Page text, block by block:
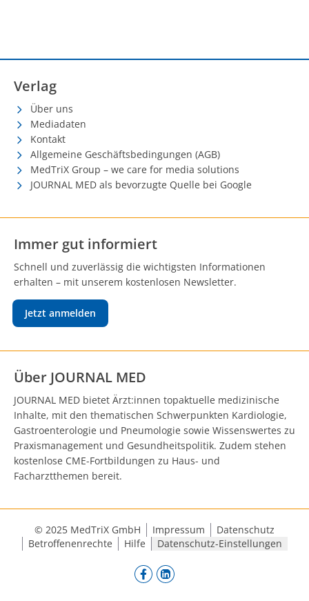
Verlag
Über uns
Mediadaten
Kontakt
Allgemeine Geschäftsbedingungen (AGB)
MedTriX Group – we care for media solutions
JOURNAL MED als bevorzugte Quelle bei Google
Immer gut informiert
Schnell und zuverlässig die wichtigsten Informationen
erhalten – mit unserem kostenlosen Newsletter.
Jetzt anmelden
Über JOURNAL MED
JOURNAL MED bietet Ärzt:innen topaktuelle medizinische
Inhalte, mit den thematischen Schwerpunkten Kardiologie,
Gastroenterologie und Pneumologie sowie Wissenswertes zu
Praxismanagement und Gesundheitspolitik. Zudem stehen
kostenlose CME-Fortbildungen zu Haus- und
Facharztthemen bereit.
© 2025 MedTriX GmbH Impressum
Datenschutz
Betroffenenrechte
Hilfe Datenschutz-Einstellungen